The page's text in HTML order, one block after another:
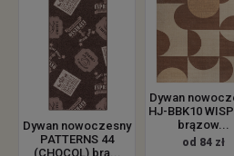
Dywan nowoczesny
PATTERNS 44
(CHOCOL) brą...
Dywan
HJ-BBK10
brązow...
od 84 zł